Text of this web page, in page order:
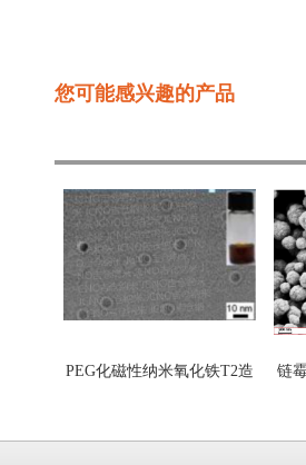
您可能感兴趣的产品
PEG化磁性纳米氧化铁T2造
T2造影剂（氨基末端)PEG
链